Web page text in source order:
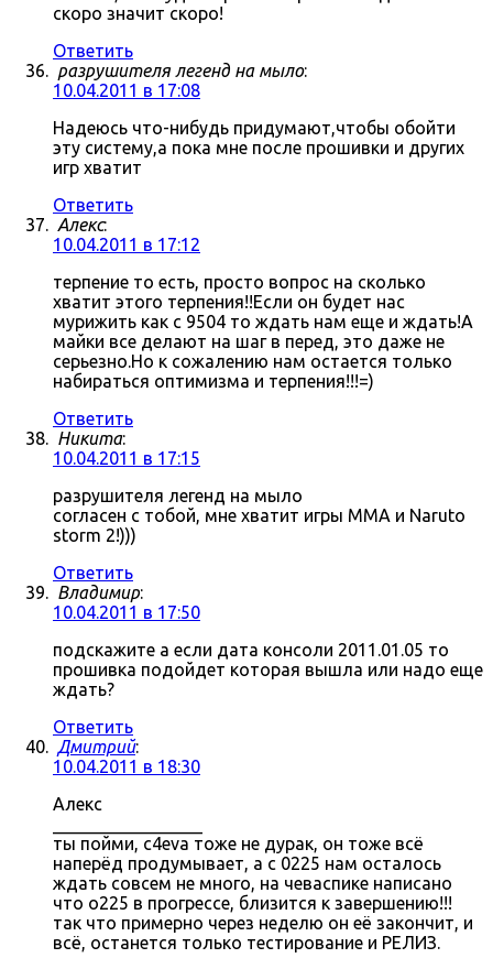
скоро значит скоро!
Ответить
разрушителя легенд на мыло:
10.04.2011 в 17:08
Надеюсь что-нибудь придумают,чтобы обойти
эту систему,а пока мне после прошивки и других
игр хватит
Ответить
Алекс:
10.04.2011 в 17:12
терпение то есть, просто вопрос на сколько
хватит этого терпения!!Если он будет нас
мурижить как с 9504 то ждать нам еще и ждать!А
майки все делают на шаг в перед, это даже не
серьезно.Но к сожалению нам остается только
набираться оптимизма и терпения!!!=)
Ответить
Никита:
10.04.2011 в 17:15
разрушителя легенд на мыло
согласен с тобой, мне хватит игры MMA и Naruto
storm 2!)))
Ответить
Владимир:
10.04.2011 в 17:50
подскажите а если дата консоли 2011.01.05 то
прошивка подойдет которая вышла или надо еще
ждать?
Ответить
Дмитрий:
10.04.2011 в 18:30
Алекс
ты пойми, c4eva тоже не дурак, он тоже всё
наперёд продумывает, а с 0225 нам осталось
ждать совсем не много, на чеваспике написано
что о225 в прогрессе, близится к завершению!!!
так что примерно через неделю он её закончит, и
всё, останется только тестирование и РЕЛИЗ.